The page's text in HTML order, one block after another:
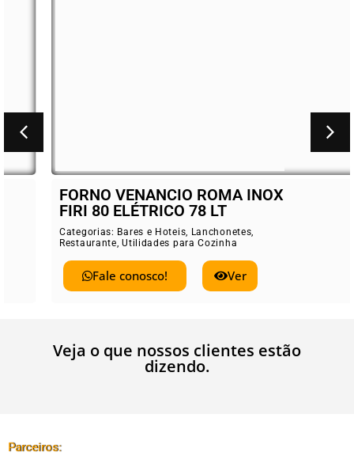
FORNO VENANCIO ROMA INOX
FIRI 80 ELÉTRICO 78 LT
Categorias:Bares e Hoteis ,Lanchonetes,
Restaurante,Utilidades para Cozinha
Fale conosco!
Veja o que nossos clientes estão
dizendo.
Parceiros: